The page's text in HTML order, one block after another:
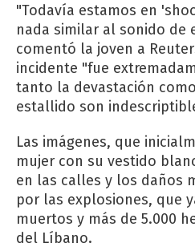
"Todavía estamos en
nada similar al sonido de
comentó la joven a
incidente "fue
tanto la devastación
estallido son
Las imágenes, que
mujer con su vestido
en las calles y los daños
por las explosiones, que
muertos y más de 5.000
del Líbano.